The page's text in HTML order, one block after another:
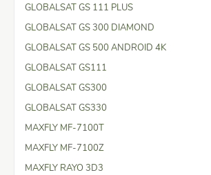
GLOBALSAT GS 111 PLUS
GLOBALSAT GS 300 DIAMOND
GLOBALSAT GS 500 ANDROID 4K
GLOBALSAT GS111
GLOBALSAT GS300
GLOBALSAT GS330
MAXFLY MF-7100T
MAXFLY MF-7100Z
MAXFLY RAYO 3D3